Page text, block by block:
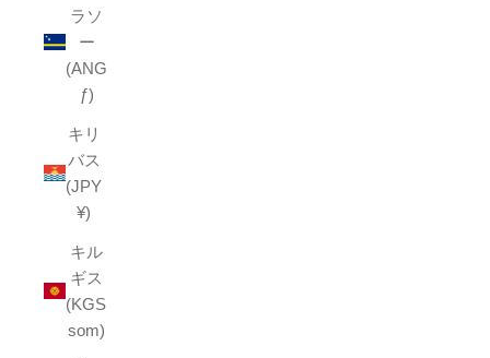
ラソ
ー
(ANG
ƒ)
キリ
バス
(JPY
¥)
キル
ギス
(KGS
som)